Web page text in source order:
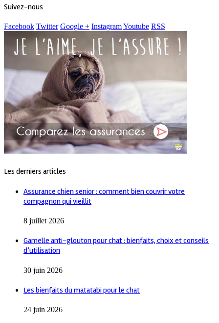
Suivez-nous
Facebook Twitter Google + InstagramYoutube RSS
Les derniers articles
Assurance chien senior : comment bien couvrir votre
compagnon qui vieillit
8 juillet 2026
Gamelle anti-glouton pour chat : bienfaits, choix et conseils
d’utilisation
30 juin 2026
Les bienfaits du matatabi pour le chat
24 juin 2026